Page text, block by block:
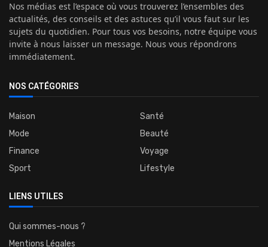
Nos médias est l’espace où vous trouverez l’ensembles des
actualités, des conseils et des astuces qu’il vous faut sur les
sujets du quotidien. Pour tous vos besoins, notre équipe vous
invite à nous laisser un message. Nous vous répondrons
immédiatement.
NOS CATÉGORIES
Maison
Santé
Mode
Beauté
Finance
Voyage
Sport
Lifestyle
LIENS UTILES
Qui sommes-nous ?
Mentions Légales